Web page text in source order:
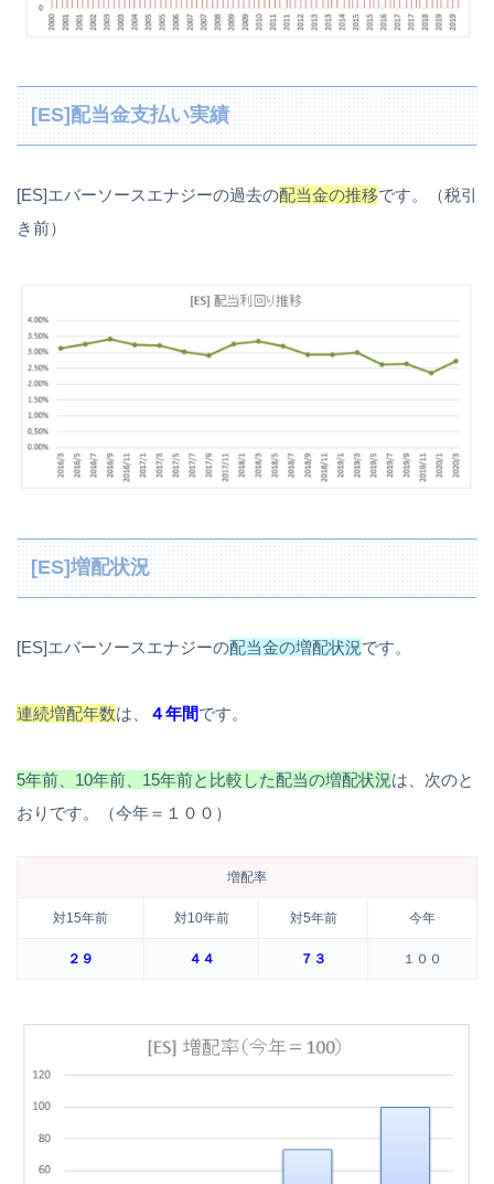
[ES]配当金支払い実績
[ES]エバーソースエナジーの過去の配当金の推移です。（税引
き前）
[ES]増配状況
[ES]エバーソースエナジーの配当金の増配状況です。
連続増配年数は、 ４年間です。
5年前、10年前、15年前と比較した配当の増配状況は、次のと
おりです。（今年＝１００）
増配率
対15年前 対10年前 対5年前 今年
２９ ４４ ７３ １００